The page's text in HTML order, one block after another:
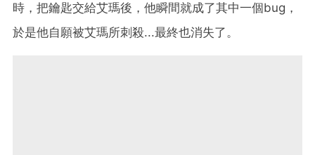
時，把鑰匙交給艾瑪後，他瞬間就成了其中一個bug，
於是他自願被艾瑪所刺殺...最終也消失了。